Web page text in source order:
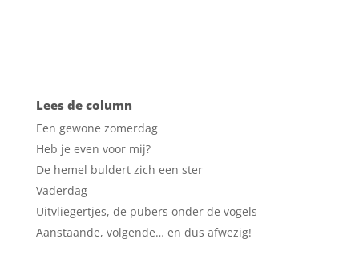
Lees de column
Een gewone zomerdag
Heb je even voor mij?
De hemel buldert zich een ster
Vaderdag
Uitvliegertjes, de pubers onder de vogels
Aanstaande, volgende… en dus afwezig!